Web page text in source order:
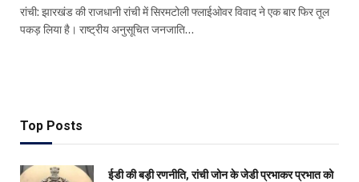
रांची: झारखंड की राजधानी रांची में सिरमटोली फ्लाईओवर विवाद ने एक बार फिर तूल
पकड़ लिया है। राष्ट्रीय अनुसूचित जनजाति…
Top Posts
ईडी की बड़ी रणनीति, रांची जोन के जेडी प्रभाकर प्रभात को